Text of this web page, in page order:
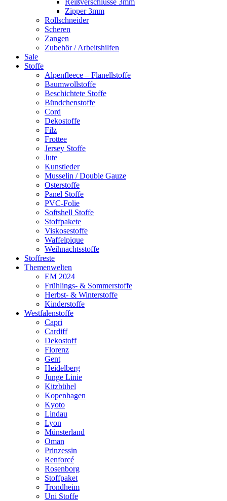
Reißverschlüsse 3mm
Zipper 3mm
Rollschneider
Scheren
Zangen
Zubehör / Arbeitshilfen
Sale
Stoffe
Alpenfleece – Flanellstoffe
Baumwollstoffe
Beschichtete Stoffe
Bündchenstoffe
Cord
Dekostoffe
Filz
Frottee
Jersey Stoffe
Jute
Kunstleder
Musselin / Double Gauze
Osterstoffe
Panel Stoffe
PVC-Folie
Softshell Stoffe
Stoffpakete
Viskosestoffe
Waffelpique
Weihnachtsstoffe
Stoffreste
Themenwelten
EM 2024
Frühlings- & Sommerstoffe
Herbst- & Winterstoffe
Kinderstoffe
Westfalenstoffe
Capri
Cardiff
Dekostoff
Florenz
Gent
Heidelberg
Junge Linie
Kitzbühel
Kopenhagen
Kyoto
Lindau
Lyon
Münsterland
Oman
Prinzessin
Renforcé
Rosenborg
Stoffpaket
Trondheim
Uni Stoffe